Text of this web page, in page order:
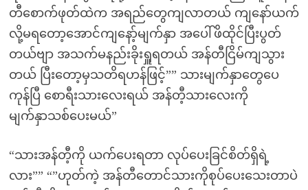
တီစောက်ဖုတ်ထဲက အရည်တွေကျလာတယ် ကျနော်ယက်
လို့မရတော့အောင်ကျနော့်မျက်နှာ အပေါ်ဖိထိုင်ပြီးပွတ်
တယ်ဗျာ အသက်မနည်းခိုးရှူရတယ် အန်တီငြိမ်ကျသွား
တယ် ပြီးတော့မှသတိရဟန်ဖြင့်”” သားမျက်နှာတွေပေ
ကုန်ပြီ စောရီးသားလေးရယ် အန်တီ့သားလေးကို
မျက်နှာသစ်ပေးမယ်”
“သားအန်တီ့ကို ယက်ပေးရတာ လုပ်ပေးခြင်စိတ်ရှိရဲ့
လား”” “”ဟုတ်ကဲ့ အန်တီတောင်သားကိုစုပ်ပေးသေးတာပဲ